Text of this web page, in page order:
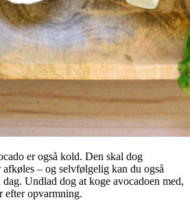
er også kold. Den skal dog
– og selvfølgelig kan du også
Undlad dog at koge avocadoen med,
efter opvarmning.